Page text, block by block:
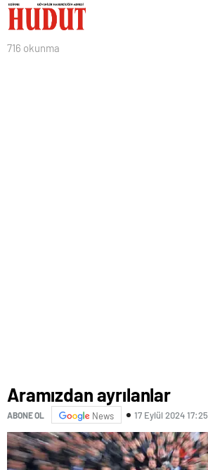
716 okunma
Aramızdan ayrılanlar
ABONE OL News 17 Eylül 2024 17:25